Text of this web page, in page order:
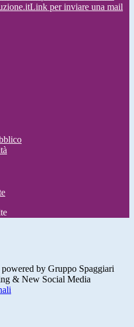
Link per inviare una mail
by Gruppo Spaggiari
& New Social Media